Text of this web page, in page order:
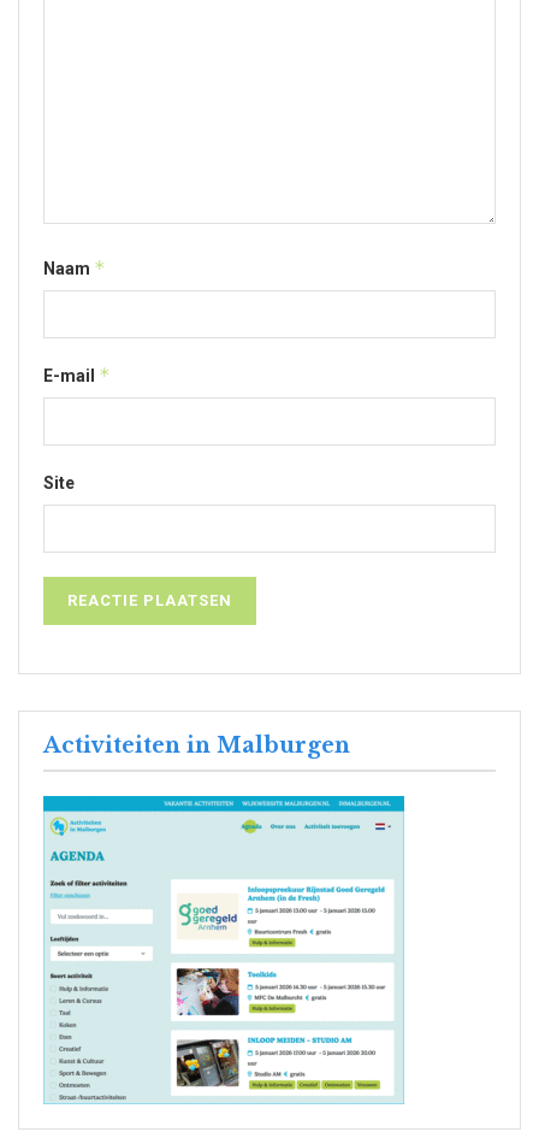
Naam *
E-mail *
Site
Activiteiten in Malburgen